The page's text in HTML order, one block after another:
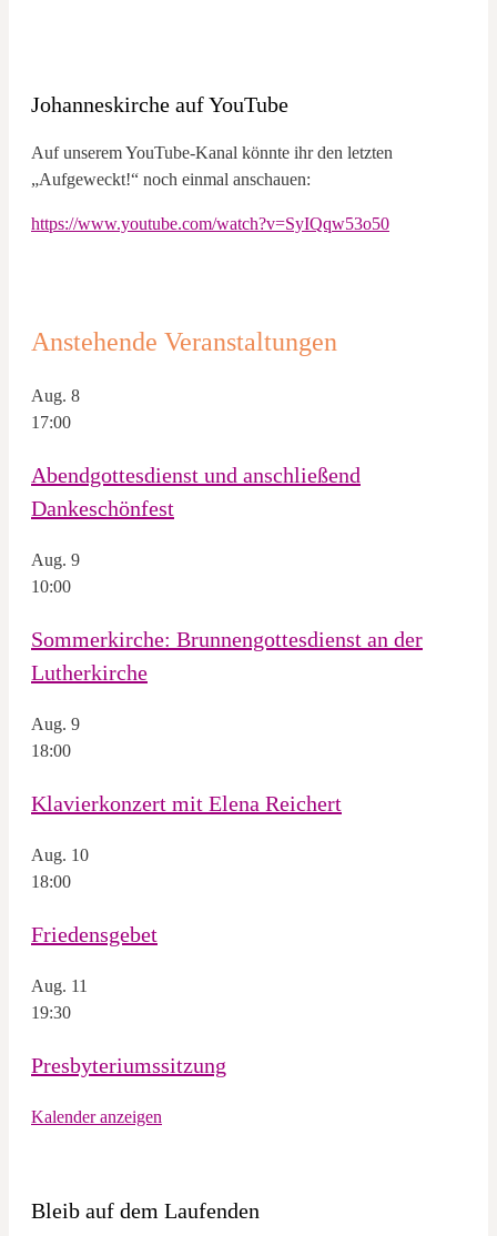
Johanneskirche auf YouTube
Auf unserem YouTube-Kanal könnte ihr den letzten
„Aufgeweckt!“ noch einmal anschauen:
https://www.youtube.com/watch?v=SyIQqw53o50
Anstehende Veranstaltungen
Aug. 8
17:00
Abendgottesdienst und anschließend
Dankeschönfest
Aug. 9
10:00
Sommerkirche: Brunnengottesdienst an der
Lutherkirche
Aug. 9
18:00
Klavierkonzert mit Elena Reichert
Aug. 10
18:00
Friedensgebet
Aug. 11
19:30
Presbyteriumssitzung
Kalender anzeigen
Bleib auf dem Laufenden